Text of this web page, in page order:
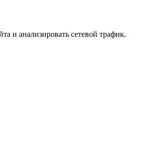
и анализировать сетевой трафик.